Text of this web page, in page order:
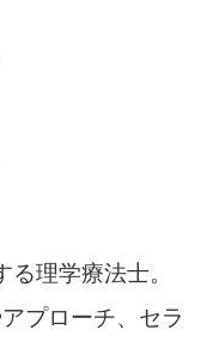
理学療法士。
プローチ、セラ